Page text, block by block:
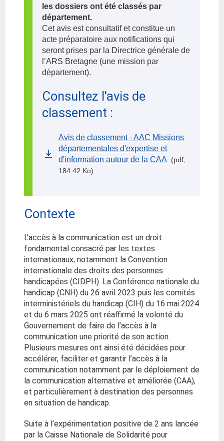
les dossiers ont été classés par
département.
Cet avis est consultatif et constitue un
acte préparatoire aux notifications qui
seront prises par la Directrice générale de
l’ARS Bretagne (une mission par
département).
Consultez l'avis de
classement :
Avis de classement - AAC Missions
départementales d'expertise et
d'information autour de la CAA
(pdf,
184.42 Ko)
Contexte
L’accès à la communication est un droit
fondamental consacré par les textes
internationaux, notamment la Convention
internationale des droits des personnes
handicapées (CIDPH). La Conférence nationale du
handicap (CNH) du 26 avril 2023 puis les comités
interministériels du handicap (CIH) du 16 mai 2024
et du 6 mars 2025 ont réaffirmé la volonté du
Gouvernement de faire de l’accès à la
communication une priorité de son action.
Plusieurs mesures ont ainsi été décidées pour
accélérer, faciliter et garantir l’accès à la
communication notamment par le déploiement de
la communication alternative et améliorée (CAA),
et particulièrement à destination des personnes
en situation de handicap.
Suite à l’expérimentation positive de 2 ans lancée
par la Caisse Nationale de Solidarité pour